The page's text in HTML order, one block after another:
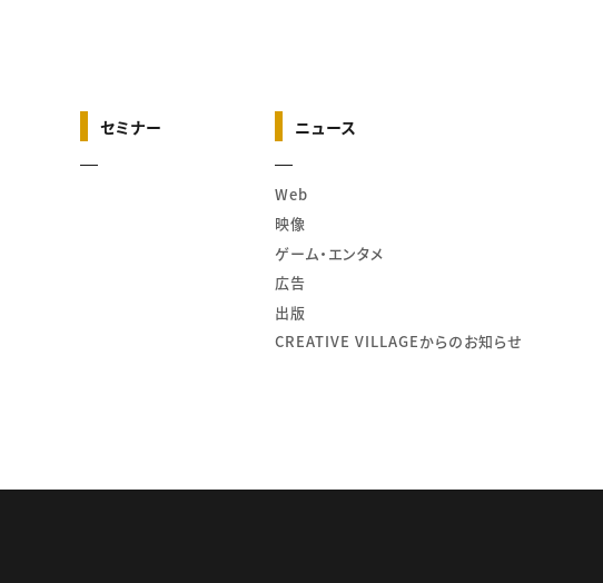
セミナー ニュース
Web
映像
ゲーム・エンタメ
広告
出版
CREATIVE VILLAGEからのお知らせ